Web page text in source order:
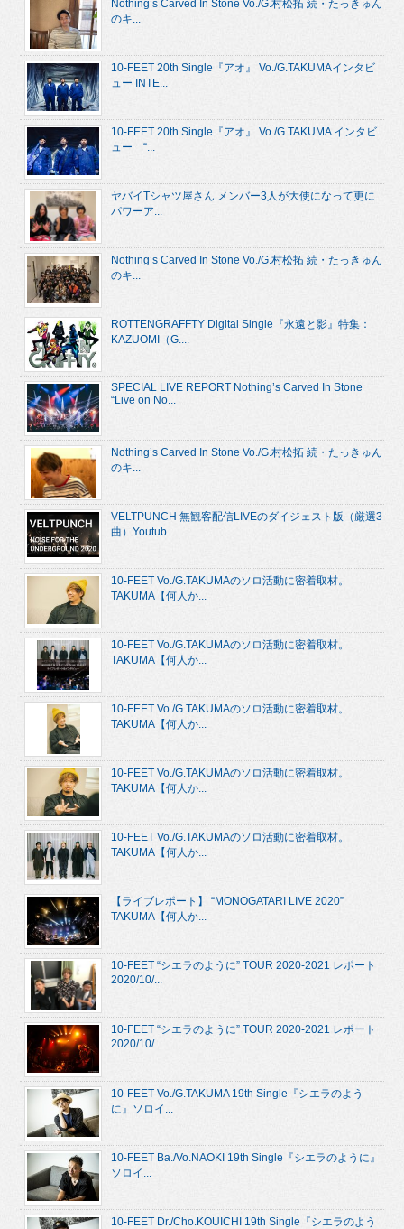
Nothing’s Carved In Stone Vo./G.村松拓 続・たっきゅん
のキ...
10-FEET 20th Single『アオ』 Vo./G.TAKUMAインタビ
ュー INTE...
10-FEET 20th Single『アオ』 Vo./G.TAKUMA インタビ
ュー “...
ヤバイTシャツ屋さん メンバー3人が大使になって更に
パワーア...
Nothing’s Carved In Stone Vo./G.村松拓 続・たっきゅん
のキ...
ROTTENGRAFFTY Digital Single『永遠と影』特集：
KAZUOMI（G....
SPECIAL LIVE REPORT Nothing’s Carved In Stone
“Live on No...
Nothing’s Carved In Stone Vo./G.村松拓 続・たっきゅん
のキ...
VELTPUNCH 無観客配信LIVEのダイジェスト版（厳選3
曲）Youtub...
10-FEET Vo./G.TAKUMAのソロ活動に密着取材。
TAKUMA【何人か...
10-FEET Vo./G.TAKUMAのソロ活動に密着取材。
TAKUMA【何人か...
10-FEET Vo./G.TAKUMAのソロ活動に密着取材。
TAKUMA【何人か...
10-FEET Vo./G.TAKUMAのソロ活動に密着取材。
TAKUMA【何人か...
10-FEET Vo./G.TAKUMAのソロ活動に密着取材。
TAKUMA【何人か...
【ライブレポート】 “MONOGATARI LIVE 2020”
TAKUMA【何人か...
10-FEET “シエラのように” TOUR 2020-2021 レポート
2020/10/...
10-FEET “シエラのように” TOUR 2020-2021 レポート
2020/10/...
10-FEET Vo./G.TAKUMA 19th Single『シエラのよう
に』ソロイ...
10-FEET Ba./Vo.NAOKI 19th Single『シエラのように』
ソロイ...
10-FEET Dr./Cho.KOUICHI 19th Single『シエラのよう